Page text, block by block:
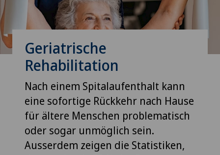
Geriatrische
Rehabilitation
Nach einem Spitalaufenthalt kann
eine sofortige Rückkehr nach Hause
für ältere Menschen problematisch
oder sogar unmöglich sein.
Ausserdem zeigen die Statistiken,